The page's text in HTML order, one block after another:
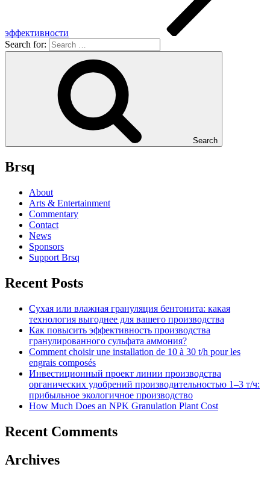
эффективности
Search for:
Search
Brsq
About
Arts & Entertainment
Commentary
Contact
News
Sponsors
Support Brsq
Recent Posts
Сухая или влажная грануляция бентонита: какая
технология выгоднее для вашего производства
Как повысить эффективность производства
гранулированного сульфата аммония?
Comment choisir une installation de 10 à 30 t/h pour les
engrais composés
Инвестиционный проект линии производства
органических удобрений производительностью 1–3 т/ч:
прибыльное экологичное производство
How Much Does an NPK Granulation Plant Cost
Recent Comments
Archives